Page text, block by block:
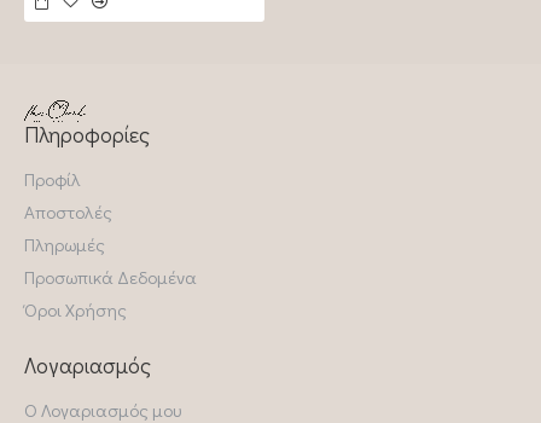
Πληροφορίες
Προφίλ
Αποστολές
Πληρωμές
Προσωπικά Δεδομένα
Όροι Χρήσης
Λογαριασμός
Ο Λογαριασμός μου